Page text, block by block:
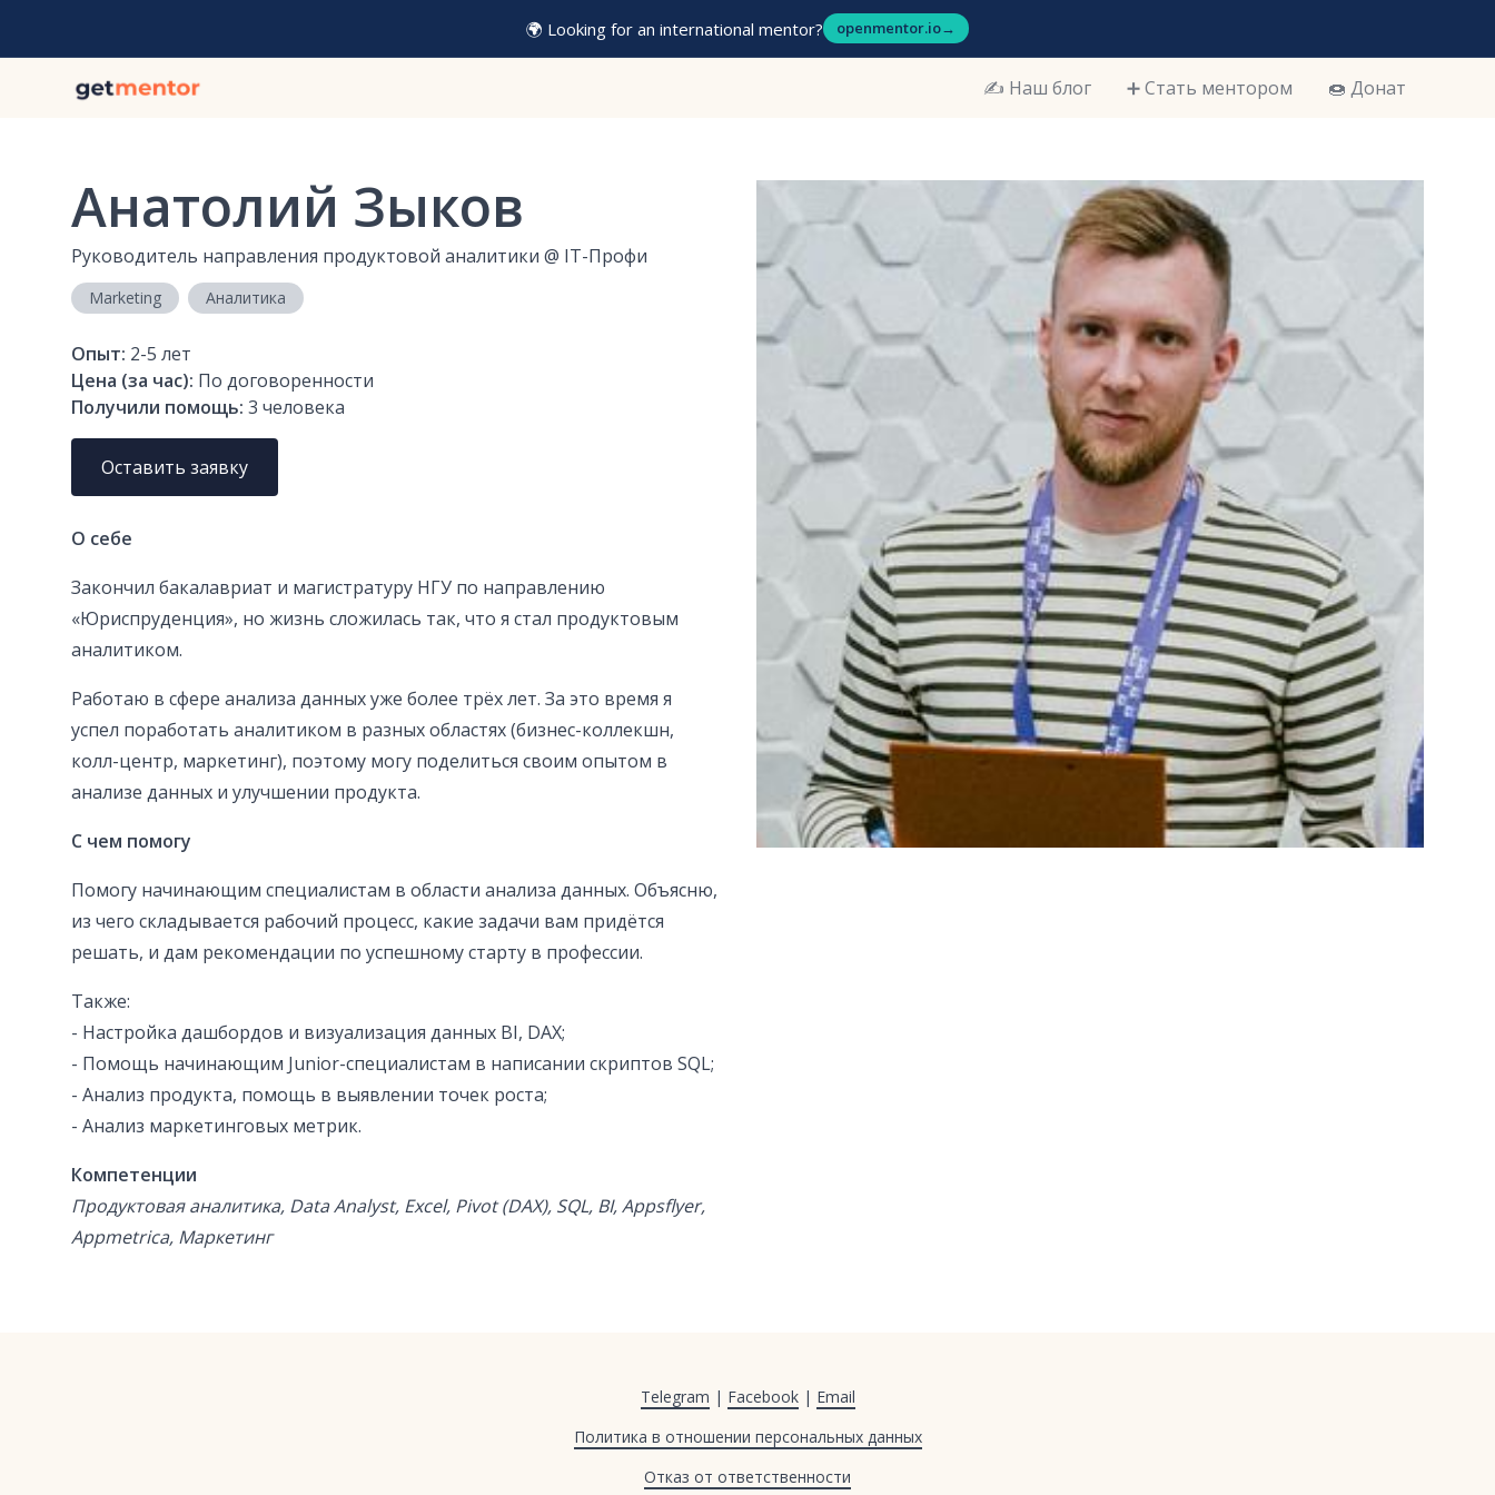
🌍 Looking for an international mentor? openmentor.io→
✍️ Наш блог ➕ Стать ментором 🍩 Донат
Анатолий Зыков
Руководитель направления продуктовой аналитики @ IT-Профи
Marketing Аналитика
Опыт: 2-5 лет
Цена (за час): По договоренности
Получили помощь: 3 человека
Оставить заявку
О себе
Закончил бакалавриат и магистратуру НГУ по направлению
«Юриспруденция», но жизнь сложилась так, что я стал продуктовым
аналитиком.
Работаю в сфере анализа данных уже более трёх лет. За это время я
успел поработать аналитиком в разных областях (бизнес-коллекшн,
колл-центр, маркетинг), поэтому могу поделиться своим опытом в
анализе данных и улучшении продукта.
С чем помогу
Помогу начинающим специалистам в области анализа данных. Объясню,
из чего складывается рабочий процесс, какие задачи вам придётся
решать, и дам рекомендации по успешному старту в профессии.
Также:
- Настройка дашбордов и визуализация данных BI, DAX;
- Помощь начинающим Junior-специалистам в написании скриптов SQL;
- Анализ продукта, помощь в выявлении точек роста;
- Анализ маркетинговых метрик.
Компетенции
Продуктовая аналитика, Data Analyst, Excel, Pivot (DAX), SQL, BI, Appsflyer,
Appmetrica, Маркетинг
Telegram | Facebook| Email
Политика в отношении персональных данных
Отказ от ответственности